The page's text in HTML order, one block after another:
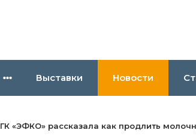
Выставки Новости
ГК «ЭФКО» рассказала как продлить